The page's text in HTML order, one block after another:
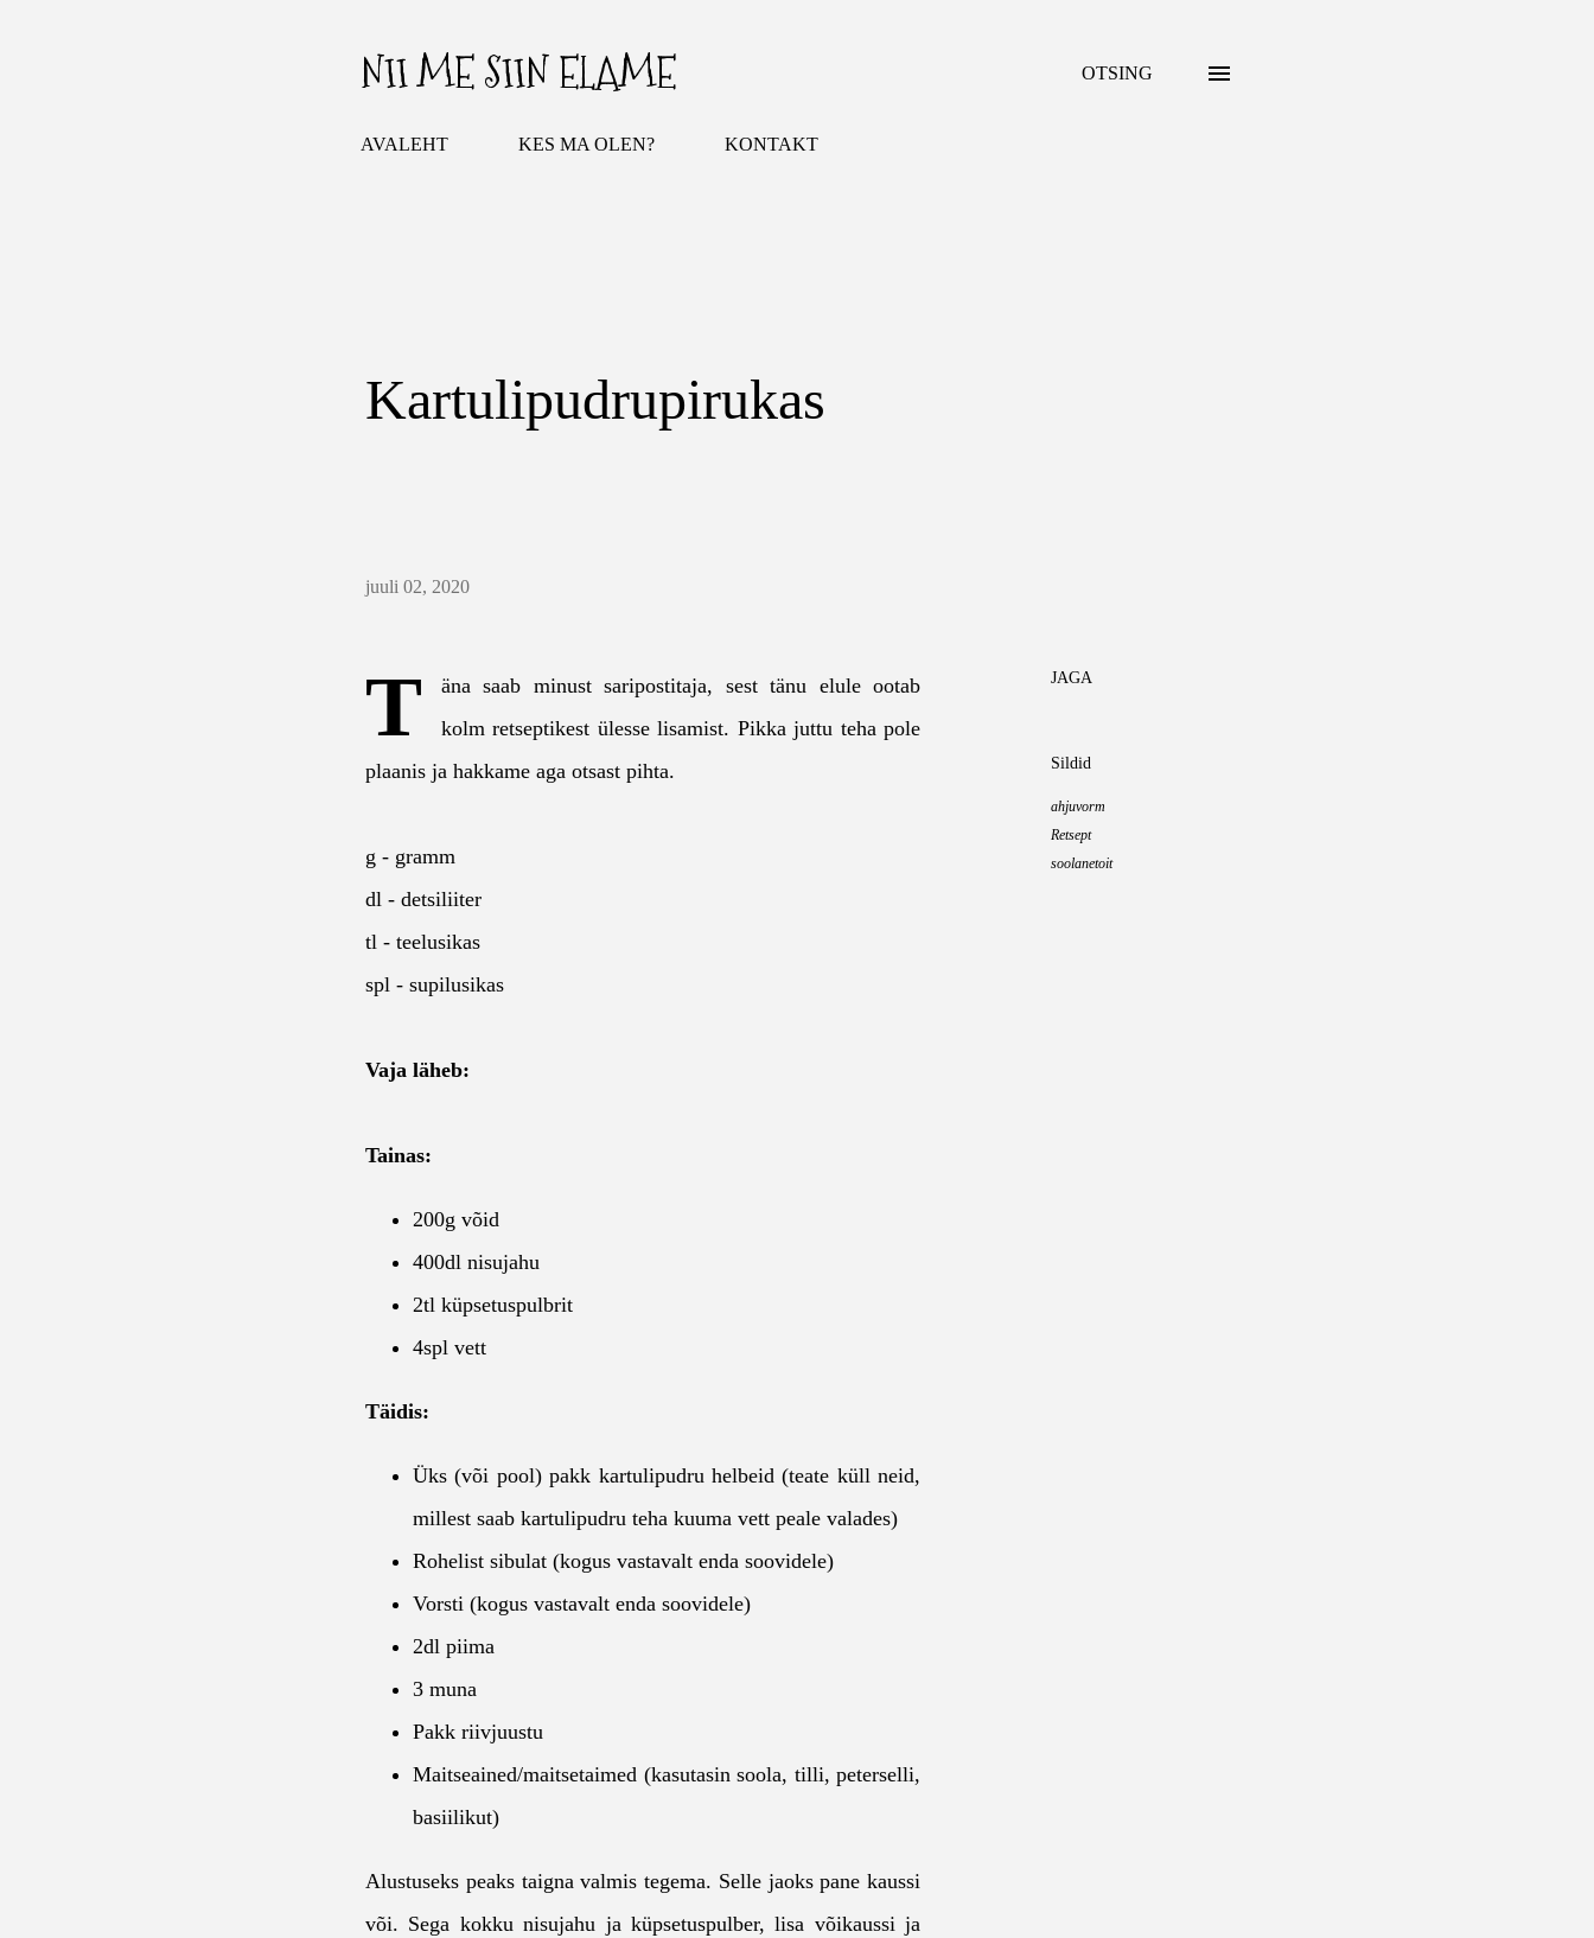
NII ME SIIN ELAME OTSING
AVALEHT KES MA OLEN? KONTAKT
Kartulipudrupirukas
juuli 02, 2020
T
äna saab minust saripostitaja, sest tänu elule ootab
kolm retseptikest ülesse lisamist. Pikka juttu teha pole
plaanis ja hakkame aga otsast pihta.
g - gramm
dl - detsiliiter
tl - teelusikas
spl - supilusikas
Vaja läheb:
Tainas:
200g võid
400dl nisujahu
2tl küpsetuspulbrit
4spl vett
Täidis:
Üks (või pool) pakk kartulipudru helbeid (teate küll neid,
millest saab kartulipudru teha kuuma vett peale valades)
Rohelist sibulat (kogus vastavalt enda soovidele)
Vorsti (kogus vastavalt enda soovidele)
2dl piima
3 muna
Pakk riivjuustu
Maitseained/maitsetaimed (kasutasin soola, tilli, peterselli,
basiilikut)
Alustuseks peaks taigna valmis tegema. Selle jaoks pane kaussi
või. Sega kokku nisujahu ja küpsetuspulber, lisa võikaussi ja
JAGA
Sildid
ahjuvorm
Retsept
soolanetoit